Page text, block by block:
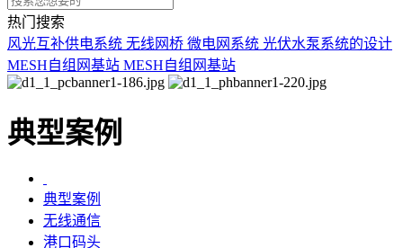
热门搜索
风光互补供电系统 无线网桥 微电网系统 光伏水泵系统的设计
MESH自组网基站 MESH自组网基站
典型案例
典型案例
无线通信
港口码头